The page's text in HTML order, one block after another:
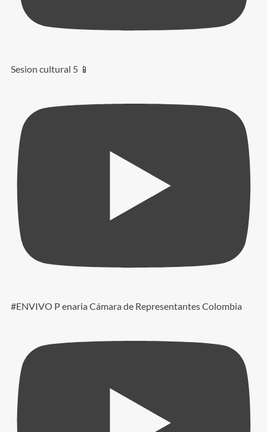
Sesion cultural 5 📱
#ENVIVO P enaria Cámara de Representantes Colombia